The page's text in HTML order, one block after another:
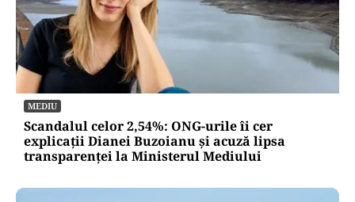
MEDIU
Scandalul celor 2,54%: ONG-urile îi cer
explicații Dianei Buzoianu și acuză lipsa
transparenței la Ministerul Mediului